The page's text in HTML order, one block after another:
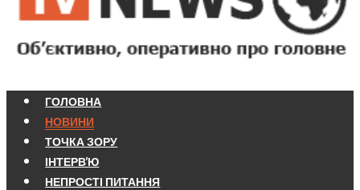
ГОЛОВНА
НОВИНИ
ТОЧКА ЗОРУ
ІНТЕРВ'Ю
НЕПРОСТІ ПИТАННЯ